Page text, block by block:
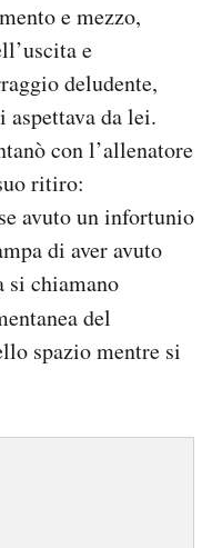
e mezzo,
e
deludente,
da lei.
con l’allenatore
ritiro:
avuto un infortunio
di aver avuto
si chiamano
del
spazio mentre si